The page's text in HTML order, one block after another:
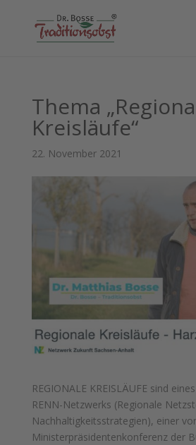
Thema
Kreisläufe“
22. November 2021
REGIONALE KREISLÄUFE sind
RENN-Netzwerks (Regionale
Nachhaltigkeitsstrategien), einer
Ministerpräsidentenkonferenz der